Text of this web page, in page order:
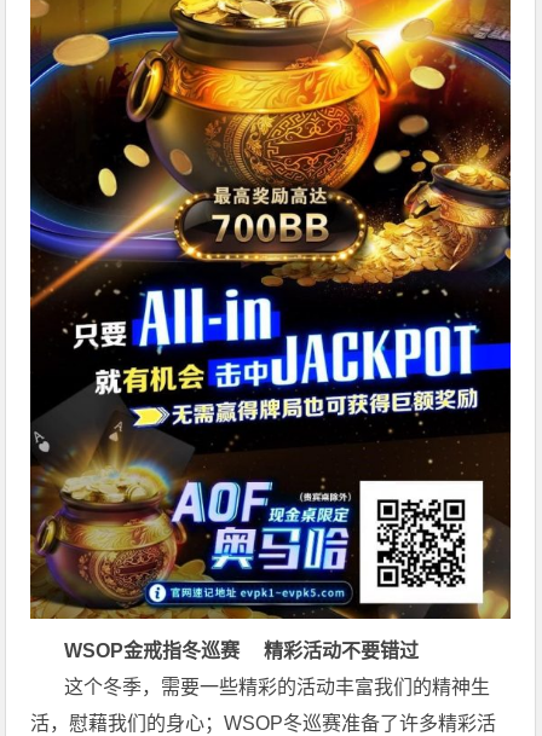
WSOP金戒指冬巡赛精彩活动不要错过
这个冬季，需要一些精彩的活动丰富我们的精神生
活，慰藉我们的身心；WSOP冬巡赛准备了许多精彩活